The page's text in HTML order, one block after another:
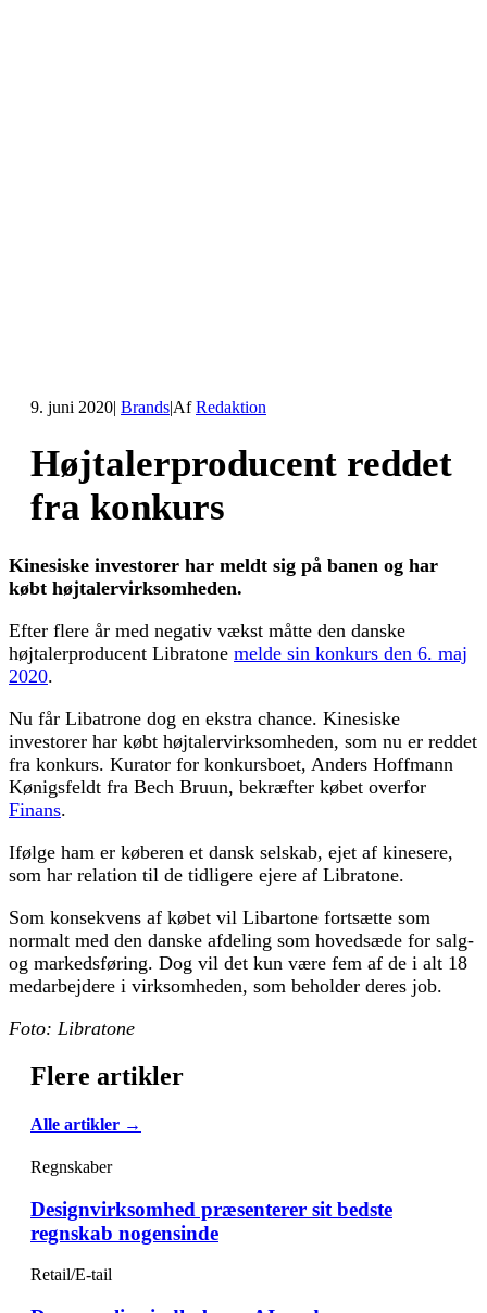
9. juni 2020| Brands|AfRedaktion
Højtalerproducent reddet
fra konkurs
Kinesiske investorer har meldt sig på banen og har
købt højtalervirksomheden.
Efter flere år med negativ vækst måtte den danske
højtalerproducent Libratone melde sin konkurs den 6. maj
2020.
Nu får Libatrone dog en ekstra chance. Kinesiske
investorer har købt højtalervirksomheden, som nu er reddet
fra konkurs. Kurator for konkursboet, Anders Hoffmann
Kønigsfeldt fra Bech Bruun, bekræfter købet overfor
Finans.
Ifølge ham er køberen et dansk selskab, ejet af kinesere,
som har relation til de tidligere ejere af Libratone.
Som konsekvens af købet vil Libartone fortsætte som
normalt med den danske afdeling som hovedsæde for salg-
og markedsføring. Dog vil det kun være fem af de i alt 18
medarbejdere i virksomheden, som beholder deres job.
Foto: Libratone
Flere artikler
Alle artikler →
Regnskaber
Designvirksomhed præsenterer sit bedste
regnskab nogensinde
Retail/E-tail